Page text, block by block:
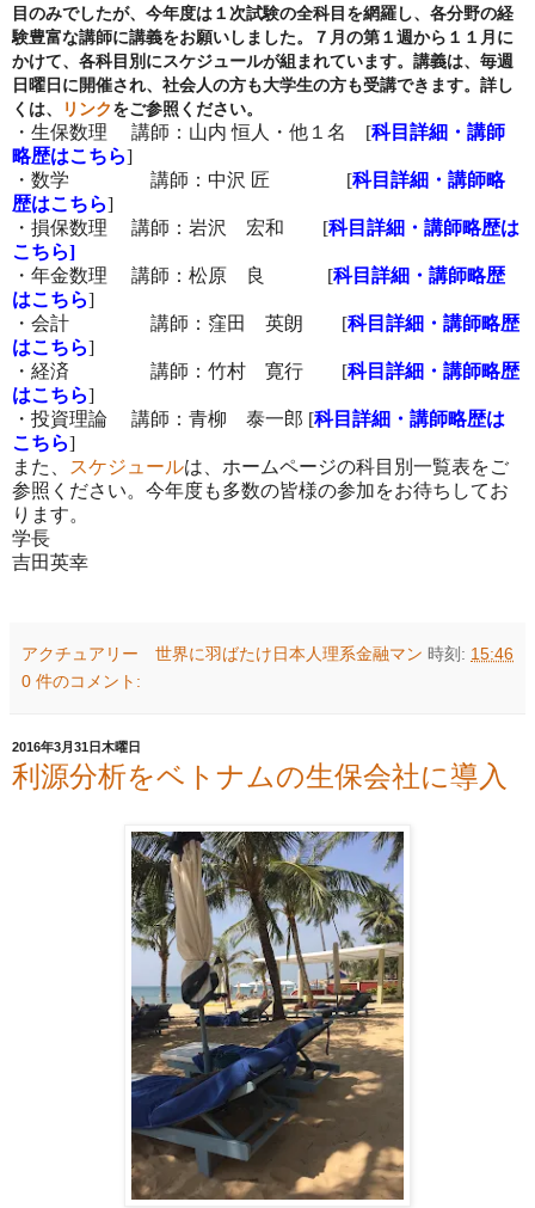
目のみでしたが、今年度は１次試験の全科目を網羅し、各分野の経
験豊富な講師に講義をお願いしました。７月の第１週から１１月に
かけて、各科目別にスケジュールが組まれています。講義は、毎週
日曜日に開催され、社会人の方も大学生の方も受講できます。詳し
くは、
リンク をご参照ください。
・生保数理 講師：山内 恒人・他１名 [科目詳細・講師
略歴はこちら]
・数学 講師：中沢 匠 [科目詳細・講師略
歴はこちら]
・損保数理 講師：岩沢 宏和 [科目詳細・講師略歴は
こちら]
・年金数理 講師：松原 良 [科目詳細・講師略歴
はこちら]
・会計 講師：窪田 英朗 [科目詳細・講師略歴
はこちら]
・経済 講師：竹村 寛行 [科目詳細・講師略歴
はこちら]
・投資理論 講師：青柳 泰一郎 [科目詳細・講師略歴は
こちら]
また、
スケジュールは、ホームページの科目別一覧表をご
参照ください。今年度も多数の皆様の参加をお待ちしてお
ります。
学長
吉田英幸
アクチュアリー 世界に羽ばたけ日本人理系金融マン 時刻: 15:46
0 件のコメント:
2016年3月31日木曜日
利源分析をベトナムの生保会社に導入